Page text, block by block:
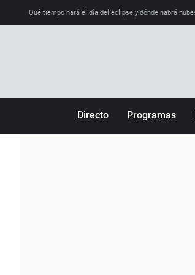
Qué tiempo hará el día del eclipse y dónde habrá
Directo Programas